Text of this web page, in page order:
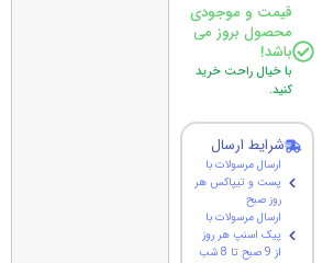
قیمت و موجودی
محصول بروز می
باشد!
با خیال راحت خرید
کنید.
شرایط ارسال
ارسال مرسولات با
پست و تیپاکس هر
روز صبح
ارسال مرسولات با
پیک اسنپ هر روز
از 9 صبح تا 8 شب